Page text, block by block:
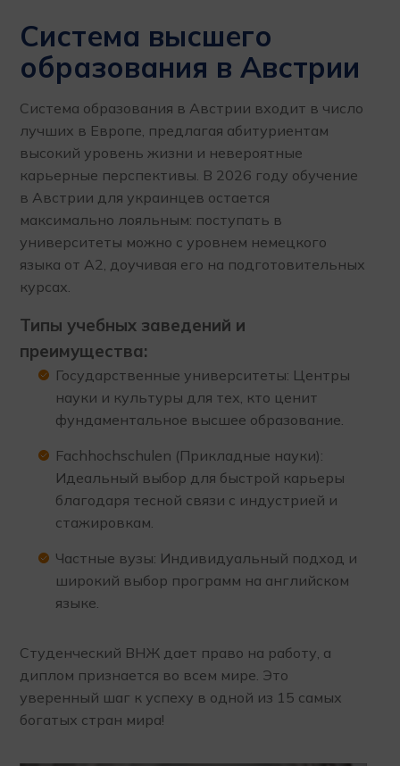
Система высшего
образования в Австрии
Система образования в Австрии входит в число
лучших в Европе, предлагая абитуриентам
высокий уровень жизни и невероятные
карьерные перспективы. В 2026 году обучение
в Австрии для украинцев остается
максимально лояльным: поступать в
университеты можно с уровнем немецкого
языка от А2, доучивая его на подготовительных
курсах.
Типы учебных заведений и
преимущества:
Государственные университеты: Центры
науки и культуры для тех, кто ценит
фундаментальное высшее образование.
Fachhochschulen (Прикладные науки):
Идеальный выбор для быстрой карьеры
благодаря тесной связи с индустрией и
стажировкам.
Частные вузы: Индивидуальный подход и
широкий выбор программ на английском
языке.
Студенческий ВНЖ дает право на работу, а
диплом признается во всем мире. Это
уверенный шаг к успеху в одной из 15 самых
богатых стран мира!